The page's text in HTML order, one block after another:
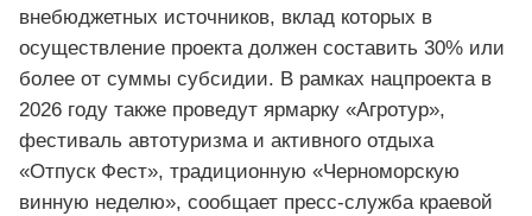
внебюджетных источников, вклад которых в
осуществление проекта должен составить 30% или
более от суммы субсидии. В рамках нацпроекта в
2026 году также проведут ярмарку «Агротур»,
фестиваль автотуризма и активного отдыха
«Отпуск Фест», традиционную «Черноморскую
винную неделю», сообщает пресс-служба краевой